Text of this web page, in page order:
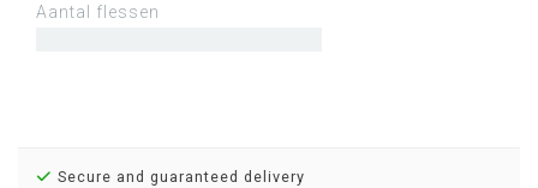
Aantal flessen
Secure and guaranteed delivery